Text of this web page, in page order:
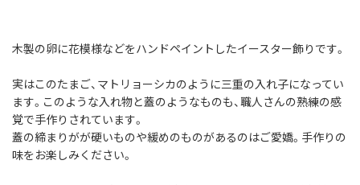
木製の卵に花模様などをハンドペイントしたイースター飾りです。
実はこのたまご、マトリョーシカのように三重の入れ子になってい
ます。 このような入れ物と蓋のようなものも、職人さんの熟練の感
覚で手作りされています。
蓋の締まりがが硬いものや緩めのものがあるのはご愛嬌。 手作りの
味をお楽しみください。